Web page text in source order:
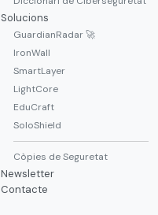
Solucions
GuardianRadar 🚀
IronWall
SmartLayer
LightCore
EduCraft
SoloShield
Còpies de Seguretat
Newsletter
Contacte